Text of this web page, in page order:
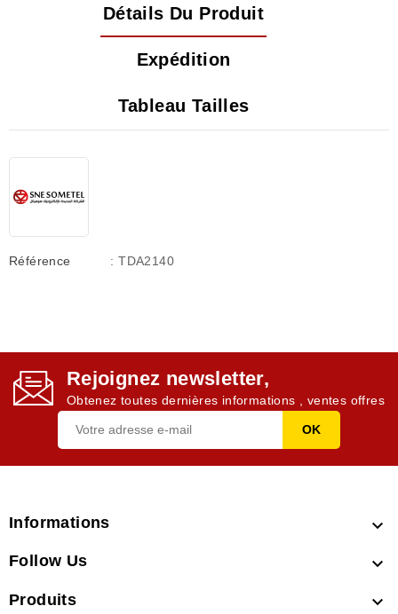
Détails Du Produit
Expédition
Tableau Tailles
Référence : TDA2140
Rejoignez newsletter,
Obtenez toutes dernières informations , ventes offres
Informations 
Follow Us 
Produits 